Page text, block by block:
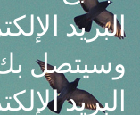
البريد
وسيتصل
البريد